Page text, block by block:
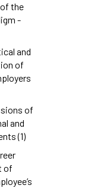
the
-
and
of
of
and
(1)
of